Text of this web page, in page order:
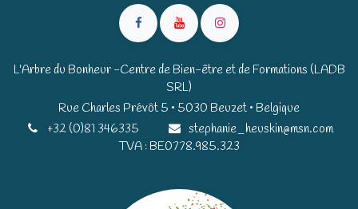
L'Arbre du Bonheur -Centre de Bien-être et de Formations (LADB
SRL)
Rue Charles Prévôt 5 • 5030 Beuzet • Belgique​​
+32 (0)81 346335
stephanie_heuskin@msn.com
TVA : BE0778.985.323